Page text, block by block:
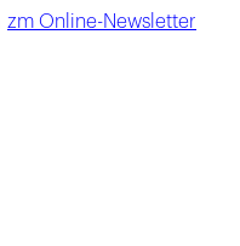
zm Online-Newsletter